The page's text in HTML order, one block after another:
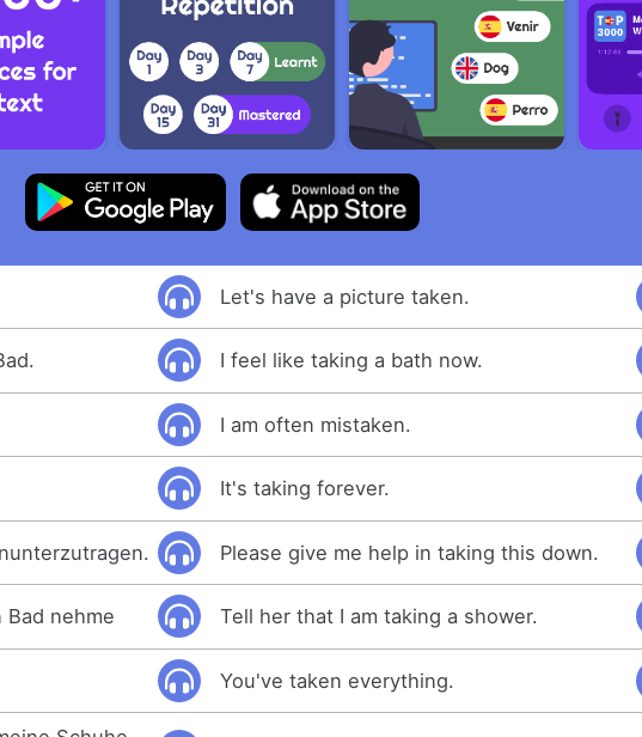
Let's have a picture taken.
I feel like taking a bath now.
I am often mistaken.
It's taking forever.
Please give me help in taking this down.
Bad nehme Tell her that I am taking a shower.
You've taken everything.